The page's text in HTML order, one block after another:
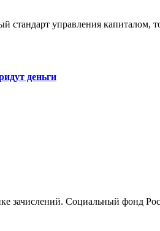
стандарт управления капиталом,
деньги
зачислений. Социальный фонд